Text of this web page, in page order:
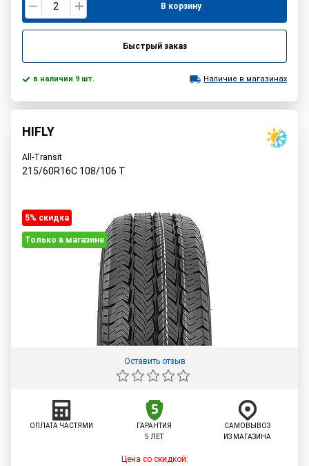
В корзину
Быстрый заказ
в наличии 9 шт. Наличие в магазинах
HIFLY
All-Transit
215/60R16C 108/106 T
5% cкидка
Только в магазине
Оставить отзыв
ОПЛАТА ЧАСТЯМИ
ГАРАНТИЯ
5 ЛЕТ
САМОВЫВОЗ
ИЗ МАГАЗИНА
Цена со скидкой: